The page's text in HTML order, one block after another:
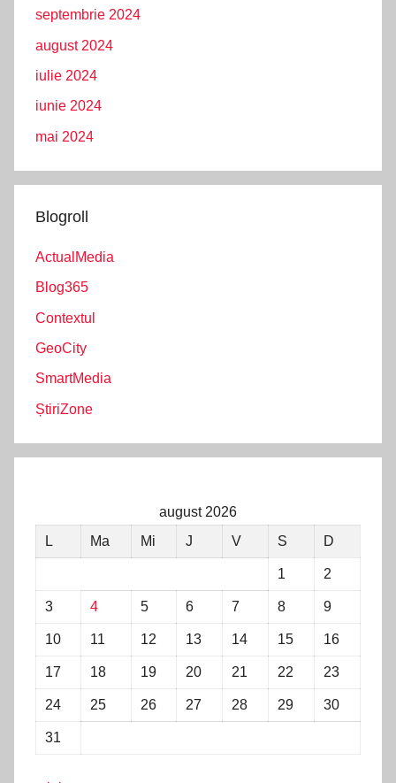
septembrie 2024
august 2024
iulie 2024
iunie 2024
mai 2024
Blogroll
ActualMedia
Blog365
Contextul
GeoCity
SmartMedia
ȘtiriZone
august 2026
L
Ma Mi J V S D
1 2
3 4 5 6 7 8 9
10 11 12 13 14 15 16
17 18 19 20 21 22 23
24 25 26 27 28 29 30
31